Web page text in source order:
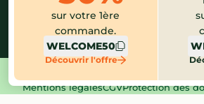
sur votre 1ère
commande.
WELCOME50
Découvrir l'offre
Mentions légalesCGVProtection des